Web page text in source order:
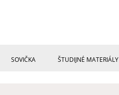
SOVIČKA ŠTUDIJNÉ MATERIÁLY